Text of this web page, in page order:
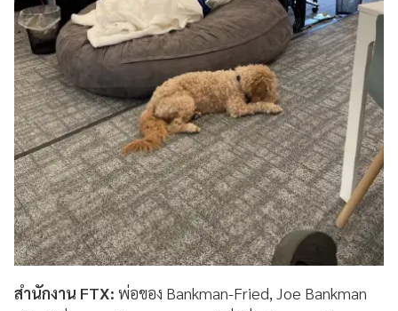
สำนักงาน FTX: พ่อของ Bankman-Fried, Joe Bankman